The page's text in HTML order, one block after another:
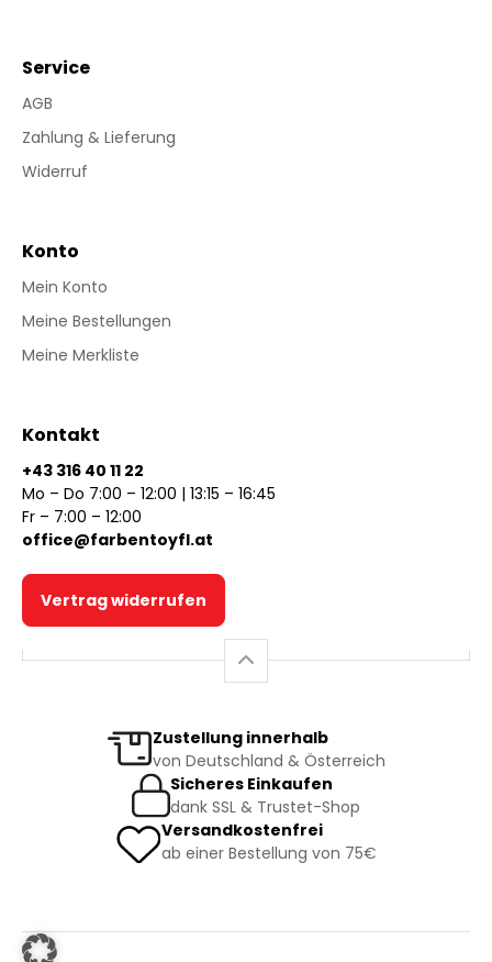
Service
AGB
Zahlung & Lieferung
Widerruf
Konto
Mein Konto
Meine Bestellungen
Meine Merkliste
Kontakt
+43 316 40 11 22
Mo – Do 7:00 – 12:00 | 13:15 – 16:45
Fr – 7:00 – 12:00
office@farbentoyfl.at
Vertrag widerrufen
Zustellung innerhalb
von Deutschland & Österreich
Sicheres Einkaufen
dank SSL & Trustet-Shop
Versandkostenfrei
ab einer Bestellung von 75€